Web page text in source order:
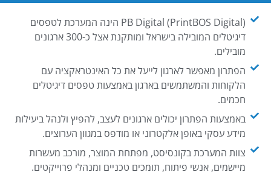
PB Digital (PrintBOS Digital) הינה המערכת לטפסים
דיגיטלים המובילה בישראל ומותקנת אצל כ-300 ארגונים
מובילים.
הפתרון מאפשר לארגון לייעל את כל האינטראקציה עם
הלקוחות והמשתמשים בארגון באמצעות טפסים דיגיטלים
חכמים.
באמצעות הפתרון יכולים ארגונים לעצב, להפיץ ולנהל ביעילות
מידע עסקי באופן אלקטרוני או מודפס במגוון הערוצים.
צוות המערכת בקונסיסט, מפתחת המוצר, מורכב מעשרות
מיישמים, אנשי פיתוח, תומכים טכניים ומנהלי פרוייקטים.